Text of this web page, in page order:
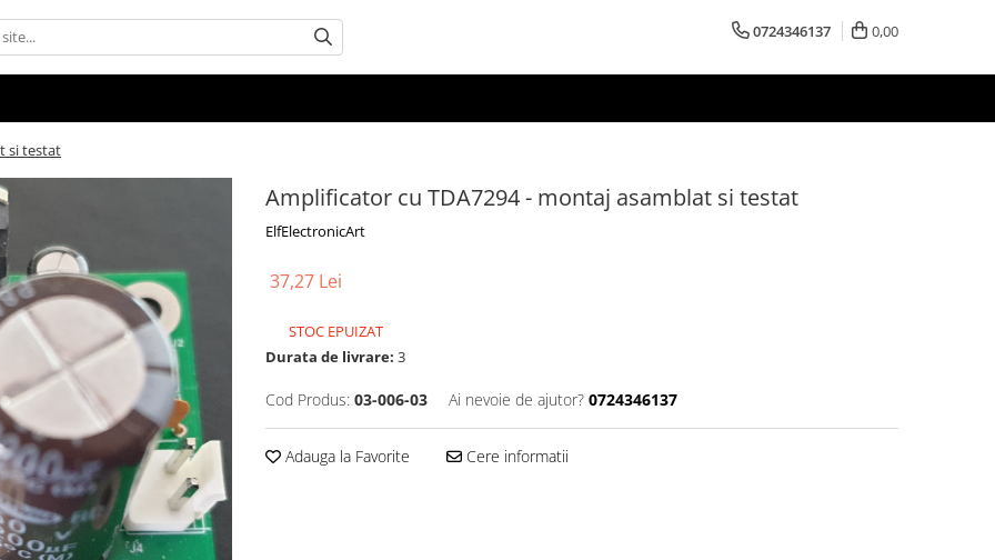
0724346137 0,00
si testat
Amplificator cu TDA7294 - montaj asamblat si testat
ElfElectronicArt
37,27 Lei
STOC EPUIZAT
Durata de livrare: 3
Cod Produs: 03-006-03 Ai nevoie de ajutor? 0724346137
Adauga la Favorite Cere informatii